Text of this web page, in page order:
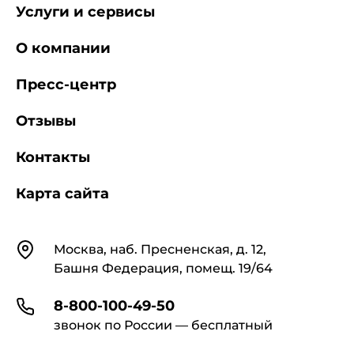
КонтактыМосква, наб. Пресненская, д. 12,
Башня Федерация, помещ. 19/64
8-800-100-49-50
звонок по России — бесплатный
Услуги и сервисы
О компании
Пресс-центр
Отзывы
Контакты
Карта сайта